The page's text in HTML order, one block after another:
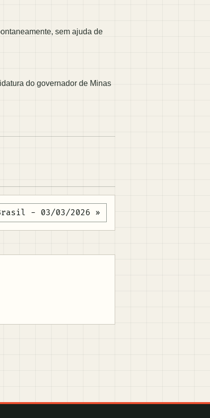
sem ajuda de
do governador de Minas
- 03/03/2026 »